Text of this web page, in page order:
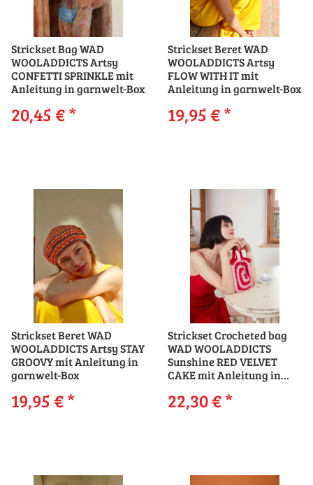
Strickset Bag WAD
WOOLADDICTS Artsy
CONFETTI SPRINKLE mit
Anleitung in garnwelt-Box
20,45 €*
Strickset Beret WAD
WOOLADDICTS Artsy
FLOW WITH IT mit
Anleitung in garnwelt-Box
19,95 €*
Strickset Beret WAD
WOOLADDICTS Artsy STAY
GROOVY mit Anleitung in
garnwelt-Box
19,95 €*
Strickset Crocheted bag
WAD WOOLADDICTS
Sunshine RED VELVET
CAKE mit Anleitung in
22,30 €*